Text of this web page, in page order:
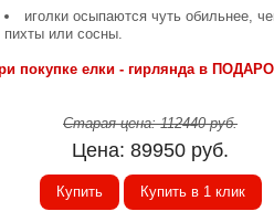
иголки осыпаются чуть обильнее,
пихты или сосны.
покупке елки - гирлянда в
Старая цена:112440руб.
Цена: 89950 руб.
Купить Купить в 1 клик